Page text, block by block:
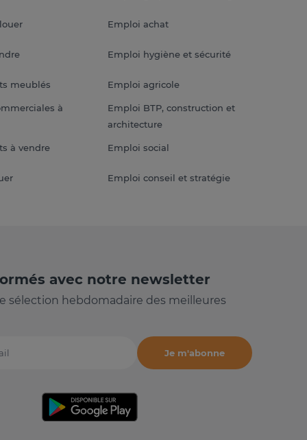
meublés
à
à vendre
Emploi achat
Emploi hygiène et sécurité
Emploi agricole
Emploi BTP, construction et
architecture
Emploi social
Emploi conseil et stratégie
avec notre newsletter
sélection hebdomadaire des meilleures
Je m'abonne